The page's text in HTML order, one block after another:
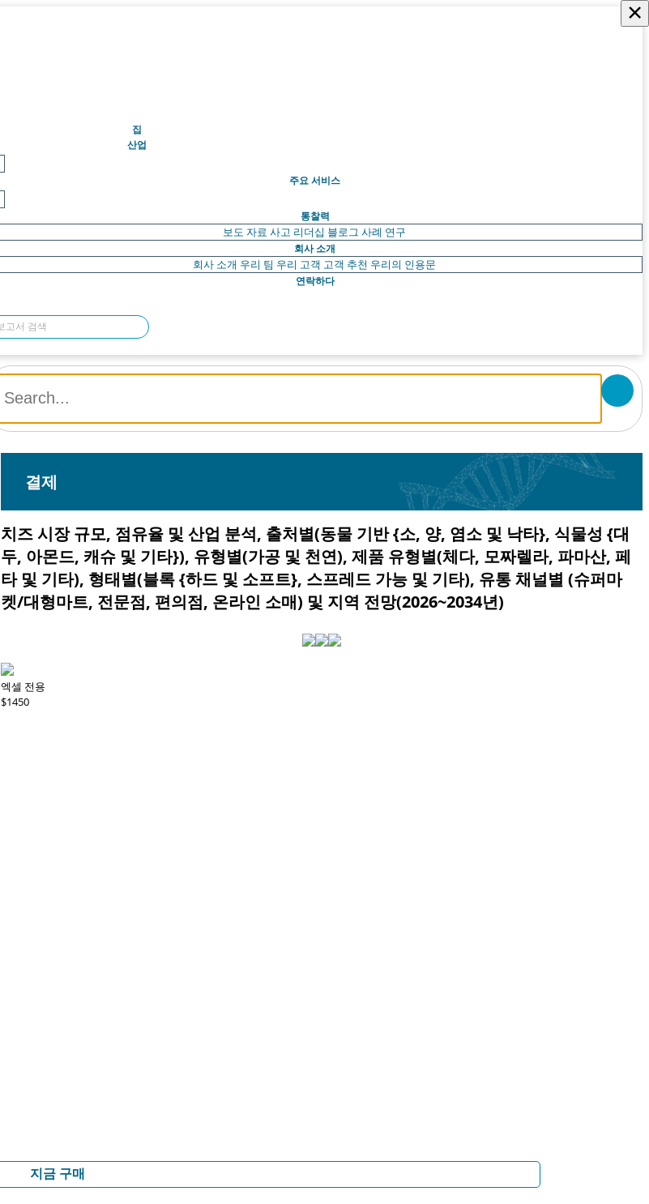
집(현재의)
산업
주요 서비스
통찰력
보도 자료 사고 리더십 블로그 사례 연구
회사 소개
회사 소개 우리 팀 우리 고객 고객 추천 우리의 인용문
연락하다
×
결제
치즈 시장 규모, 점유율 및 산업 분석, 출처별(동물 기반 {소, 양, 염소 및 낙타}, 식물성 {대
두, 아몬드, 캐슈 및 기타}), 유형별(가공 및 천연), 제품 유형별(체다, 모짜렐라, 파마산, 페
타 및 기타), 형태별(블록 {하드 및 소프트}, 스프레드 가능 및 기타), 유통 채널별 (슈퍼마
켓/대형마트, 전문점, 편의점, 온라인 소매) 및 지역 전망(2026~2034년)
엑셀 전용
$1450
지금 구매